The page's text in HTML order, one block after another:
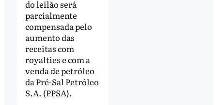
do leilão será
parcialmente
compensada pelo
aumento das
receitas com
royalties e com a
venda de petróleo
da Pré-Sal Petróleo
S.A. (PPSA).